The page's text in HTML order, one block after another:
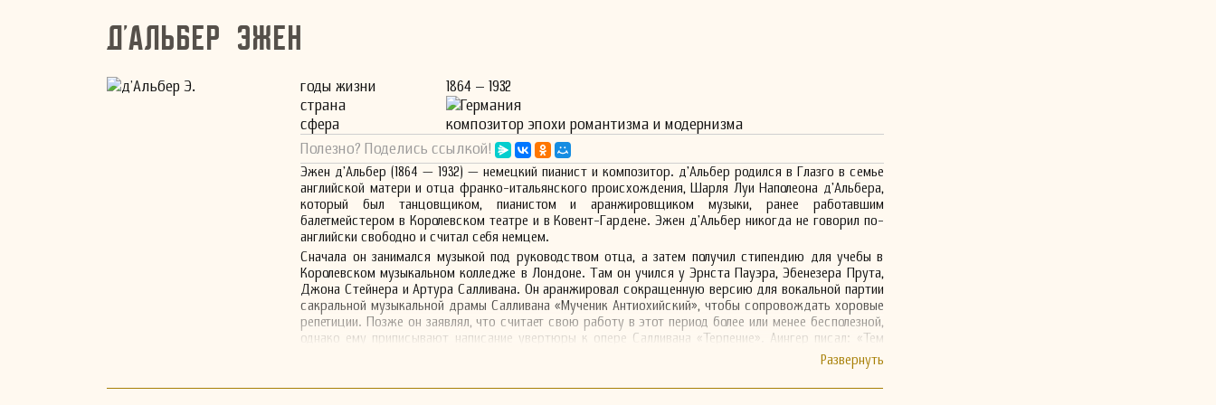
д'Альбер Эжен
годы жизни
1864 – 1932
страна
Германия
сфера
композитор эпохи романтизма и модернизма
Полезно? Поделись ссылкой!
Эжен д'Альбер (1864 — 1932) — немецкий пианист и композитор. д'Альбер родился в Глазго в семье
английской матери и отца франко-итальянского происхождения, Шарля Луи Наполеона д'Альбера,
который был танцовщиком, пианистом и аранжировщиком музыки, ранее работавшим
балетмейстером в Королевском театре и в Ковент-Гардене. Эжен д'Альбер никогда не говорил по-
английски свободно и считал себя немцем.
Сначала он занимался музыкой под руководством отца, а затем получил стипендию для учебы в
Королевском музыкальном колледже в Лондоне. Там он учился у Эрнста Пауэра, Эбенезера Прута,
Джона Стейнера и Артура Салливана. Он аранжировал сокращенную версию для вокальной партии
сакральной музыкальной драмы Салливана «Мученик Антиохийский», чтобы сопровождать хоровые
репетиции. Позже он заявлял, что считает свою работу в этот период более или менее бесполезной,
однако ему приписывают написание увертюры к опере Салливана «Терпение». Аингер писал: «Тем
вечером (21 апреля 1881 года) Салливан дал Эugene д'Альберу эскиз увертюры, чтобы тот оформил
его. д'Альбер был семнадцатилетним студентом Национального колледжа подготовки (где Салливан
был директором и руководителем отдела композиции) и победителем стипендии Мендельссона в